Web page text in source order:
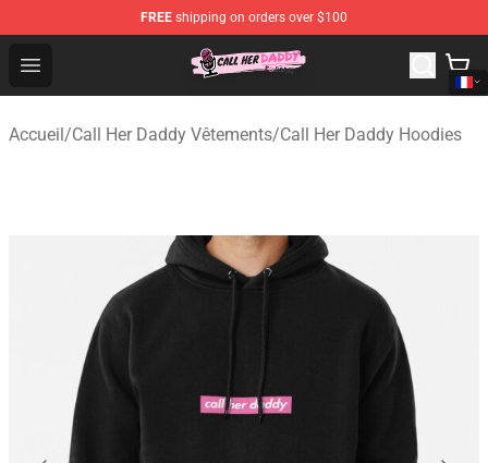
FREE shipping on orders over $100
Open menu
Call Her Daddy Store - Official Call Her Daddy
Accueil/Call Her Daddy Vêtements/Call Her Daddy Hoodies